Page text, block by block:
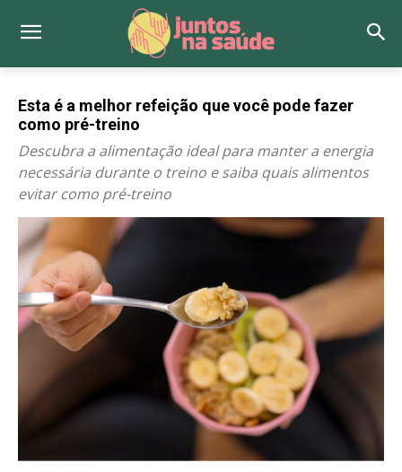
Esta é a melhor refeição que você pode fazer
como pré-treino
Descubra a alimentação ideal para manter a energia
necessária durante o treino e saiba quais alimentos
evitar como pré-treino